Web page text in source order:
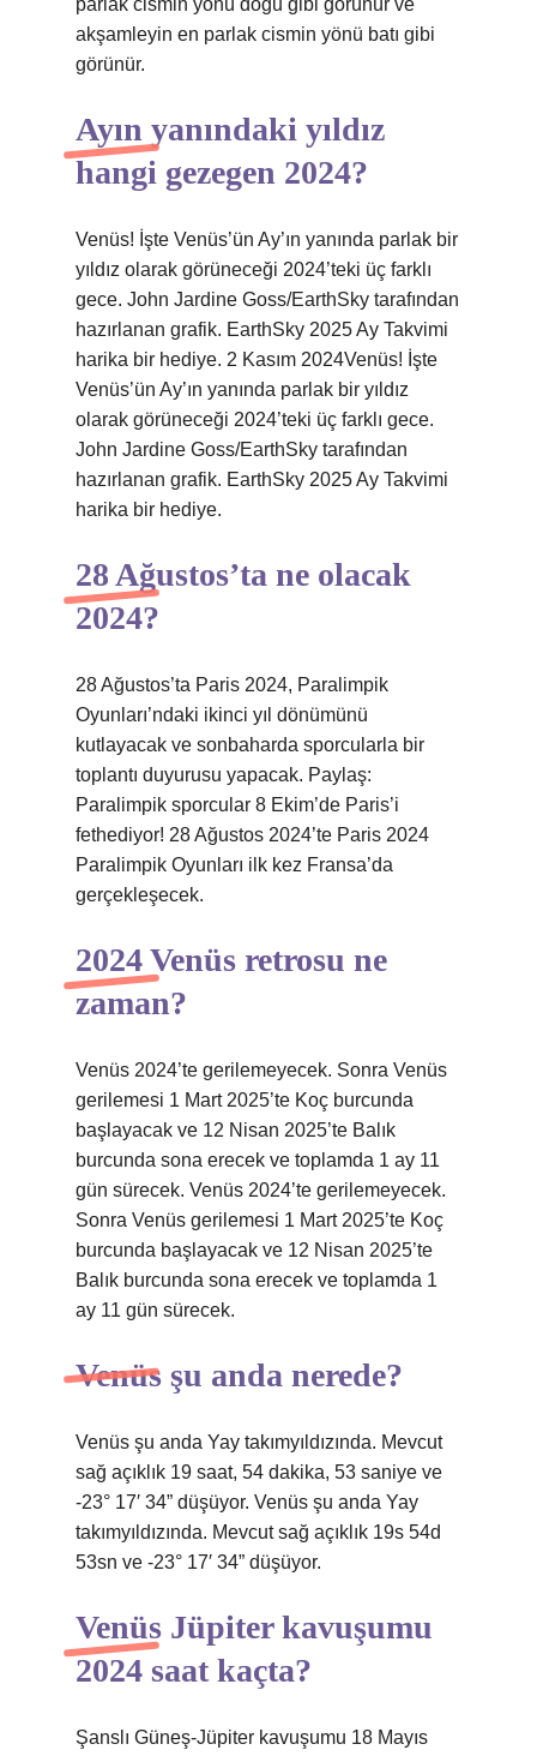
parlak cismin yönü doğu gibi görünür ve
akşamleyin en parlak cismin yönü batı gibi
görünür.
Ayın yanındaki yıldız
hangi gezegen 2024?
Venüs! İşte Venüs’ün Ay’ın yanında parlak bir
yıldız olarak görüneceği 2024’teki üç farklı
gece. John Jardine Goss/EarthSky tarafından
hazırlanan grafik. EarthSky 2025 Ay Takvimi
harika bir hediye. 2 Kasım 2024Venüs! İşte
Venüs’ün Ay’ın yanında parlak bir yıldız
olarak görüneceği 2024’teki üç farklı gece.
John Jardine Goss/EarthSky tarafından
hazırlanan grafik. EarthSky 2025 Ay Takvimi
harika bir hediye.
28 Ağustos’ta ne olacak
2024?
28 Ağustos’ta Paris 2024, Paralimpik
Oyunları’ndaki ikinci yıl dönümünü
kutlayacak ve sonbaharda sporcularla bir
toplantı duyurusu yapacak. Paylaş:
Paralimpik sporcular 8 Ekim’de Paris’i
fethediyor! 28 Ağustos 2024’te Paris 2024
Paralimpik Oyunları ilk kez Fransa’da
gerçekleşecek.
2024 Venüs retrosu ne
zaman?
Venüs 2024’te gerilemeyecek. Sonra Venüs
gerilemesi 1 Mart 2025’te Koç burcunda
başlayacak ve 12 Nisan 2025’te Balık
burcunda sona erecek ve toplamda 1 ay 11
gün sürecek. Venüs 2024’te gerilemeyecek.
Sonra Venüs gerilemesi 1 Mart 2025’te Koç
burcunda başlayacak ve 12 Nisan 2025’te
Balık burcunda sona erecek ve toplamda 1
ay 11 gün sürecek.
Venüs şu anda nerede?
Venüs şu anda Yay takımyıldızında. Mevcut
sağ açıklık 19 saat, 54 dakika, 53 saniye ve
-23° 17′ 34” düşüyor. Venüs şu anda Yay
takımyıldızında. Mevcut sağ açıklık 19s 54d
53sn ve -23° 17′ 34” düşüyor.
Venüs Jüpiter kavuşumu
2024 saat kaçta?
Şanslı Güneş-Jüpiter kavuşumu 18 Mayıs